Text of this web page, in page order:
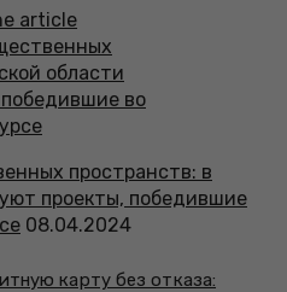
пространств: в
проекты, победившие
08.04.2024